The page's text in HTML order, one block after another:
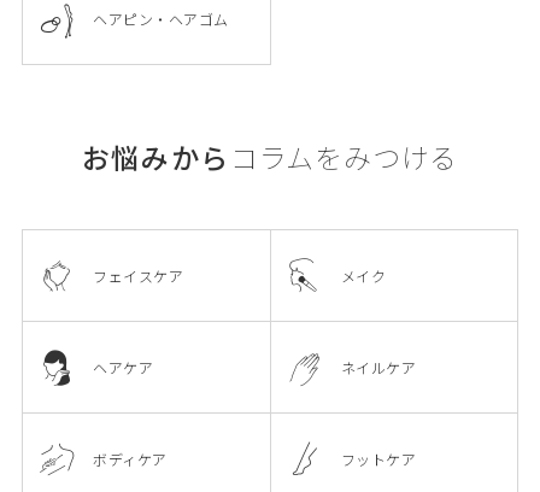
ヘアピン・ヘアゴム
お悩みから コラムをみつける
フェイスケア メイク
ヘアケア ネイルケア
ボディケア フットケア